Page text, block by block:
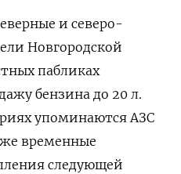
и северо-
Новгородской
пабликах
бензина до 20 л.
упоминаются АЗС
временные
следующей